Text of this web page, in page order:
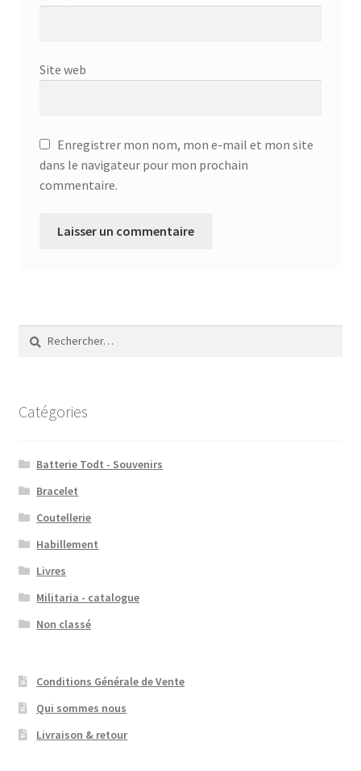
Site web
Enregistrer mon nom, mon e-mail et mon site
dans le navigateur pour mon prochain
commentaire.
Catégories
Batterie Todt - Souvenirs
Bracelet
Coutellerie
Habillement
Livres
Militaria - catalogue
Non classé
Conditions Générale de Vente
Qui sommes nous
Livraison & retour